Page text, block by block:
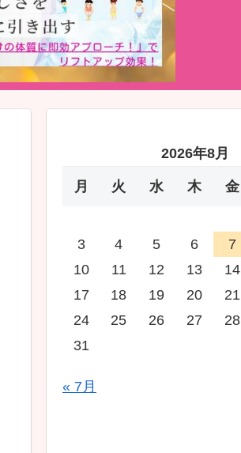
2026年8月
月 火 水 木 金
3
4 5 6 7
10
11 12 13 14
17
18 19 20 21
24
25 26 27 28
31
« 7月